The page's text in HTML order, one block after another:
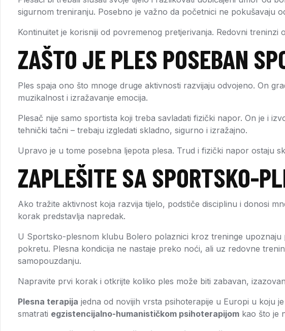
sigurnom treniranju. Posebno je važno da početnici ne pokušavaju
Kontinuitet je korisniji od povremenog pretjerivanja. Redovni
ZAŠTO JE PLES POSEBAN
Ples spaja ono što mnoge druge aktivnosti razvijaju odvojeno. On
muzikalnost i izražavanje emocija.
Plesač nije samo sportista koji treba savladati fizički napor. On je i
tehnički tačni – trebaju izgledati skladno, sigurno i izražajno.
Upravo je u tome posebna ljepota plesa. Trud i fizički napor ostaju
ZAPLEŠITE SA SPORTSKO-
Ako tražite aktivnost koja razvija tijelo, podstiče disciplinu i donosi
korak predstavlja napredak.
U Sportsko-plesnom klubu Bolero polaznici kroz treninge
pokretu. Plesna kondicija ne nastaje preko noći, ali uz redovne
samopouzdanju.
Napravite prvi korak i otkrijte koliko ples može biti zabavan,
Plesna terapija jedna od novijih vrsta psihoterapije u Europi u koju
smatrati egzistencijalno-humanističkom psihoterapijom kao što je